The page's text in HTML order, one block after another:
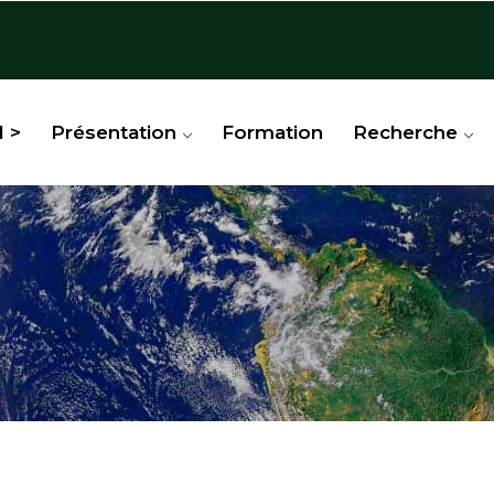
> Présentation Formation Recherche